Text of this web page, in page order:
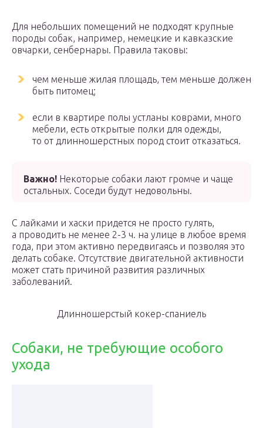
Для небольших помещений не подходят крупные
породы собак, например, немецкие и кавказские
овчарки, сенбернары. Правила таковы:
чем меньше жилая площадь, тем меньше должен
быть питомец;
если в квартире полы устланы коврами, много
мебели, есть открытые полки для одежды,
то от длинношерстных пород стоит отказаться.
Важно! Некоторые собаки лают громче и чаще
остальных. Соседи будут недовольны.
С лайками и хаски придется не просто гулять,
а проводить не менее 2-3 ч. на улице в любое время
года, при этом активно передвигаясь и позволяя это
делать собаке. Отсутствие двигательной активности
может стать причиной развития различных
заболеваний.
Длинношерстый кокер-спаниель
Собаки, не требующие особого
ухода